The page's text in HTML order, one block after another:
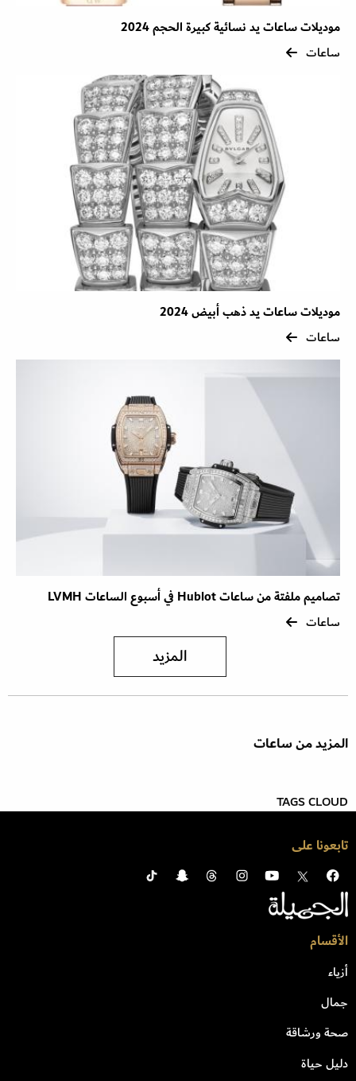
موديلات ساعات يد نسائية كبيرة الحجم 2024
ساعات
موديلات ساعات يد ذهب أبيض 2024
ساعات
تصاميم ملفتة من ساعات Hublot في أسبوع الساعات LVMH
ساعات
المزيد
المزيد من ساعات
TAGS CLOUD
تابعونا على
الأقسام
أزياء
جمال
صحة ورشاقة
دليل حياة